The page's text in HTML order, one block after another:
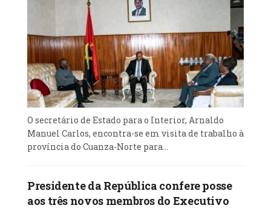
académicos e representantes de
organizações continentais e internacionais.
O evento consistirá numa Sessão Ministerial
de Alto Nível, seguida de uma série de
Sessões Paralelas Temáticas, com o objectivo
de aprofundar a reflexão, trocar
recomendações práticas para consolidar a
Declaração de Argel.
O secretário de Estado para o Interior, Arnaldo
Manuel Carlos, encontra-se em visita de trabalho à
província do Cuanza-Norte para...
Presidente da República confere posse
aos três novos membros do Executivo